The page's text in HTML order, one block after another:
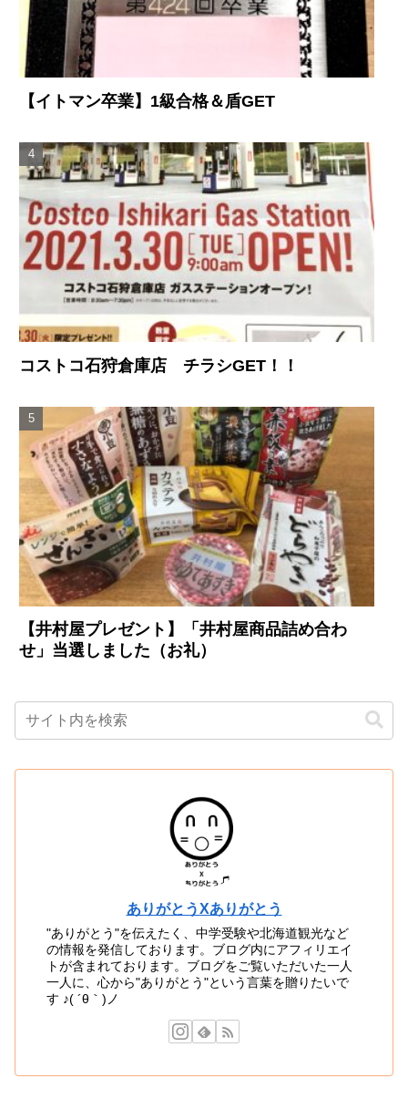
【イトマン卒業】1級合格＆盾GET
コストコ石狩倉庫店 チラシGET！！
【井村屋プレゼント】「井村屋商品詰め合わ
せ」当選しました（お礼）
ありがとうXありがとう
"ありがとう"を伝えたく、中学受験や北海道観光など
の情報を発信しております。ブログ内にアフィリエイ
トが含まれております。ブログをご覧いただいた一人
一人に、心から"ありがとう"という言葉を贈りたいで
す ♪( ´θ｀)ノ